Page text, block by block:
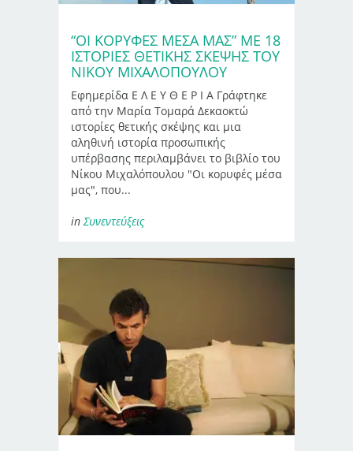
“ΟΙ ΚΟΡΥΦΈΣ ΜΈΣΑ ΜΑΣ” ΜΕ 18
ΙΣΤΟΡΊΕΣ ΘΕΤΙΚΉΣ ΣΚΈΨΗΣ ΤΟΥ
ΝΊΚΟΥ ΜΙΧΑΛΌΠΟΥΛΟΥ
Εφημερίδα Ε Λ Ε Υ Θ Ε Ρ Ι Α Γράφτηκε
από την Μαρία Τομαρά Δεκαοκτώ
ιστορίες θετικής σκέψης και μια
αληθινή ιστορία προσωπικής
υπέρβασης περιλαμβάνει το βιβλίο του
Νίκου Μιχαλόπουλου "Οι κορυφές μέσα
μας", που...
inΣυνεντεύξεις